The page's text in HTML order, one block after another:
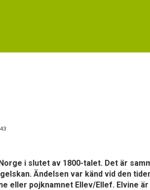
i slutet av 1800-talet. Det är
Ändelsen var känd vid den
eller pojknamnet Ellev/Ellef. Elvine